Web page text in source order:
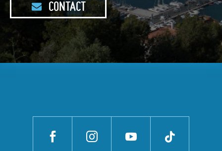
CONTACT